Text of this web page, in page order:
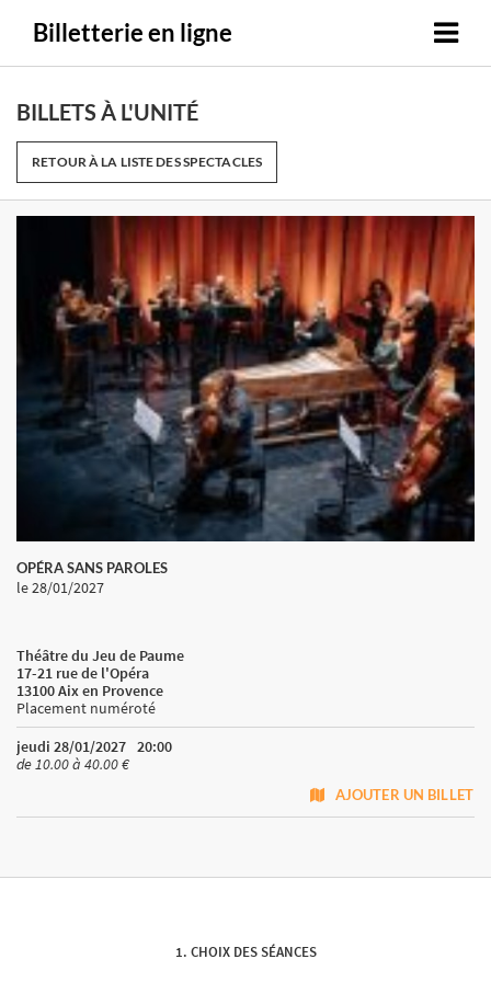
Billetterie en ligne
BILLETS À L'UNITÉ
RETOUR À LA LISTE DES SPECTACLES
OPÉRA SANS PAROLES
le 28/01/2027
Théâtre du Jeu de Paume
17-21 rue de l'Opéra
13100 Aix en Provence
Placement numéroté
jeudi 28/01/2027 20:00
de 10.00 à 40.00 €
AJOUTER UN BILLET
CHOIX DES SÉANCES